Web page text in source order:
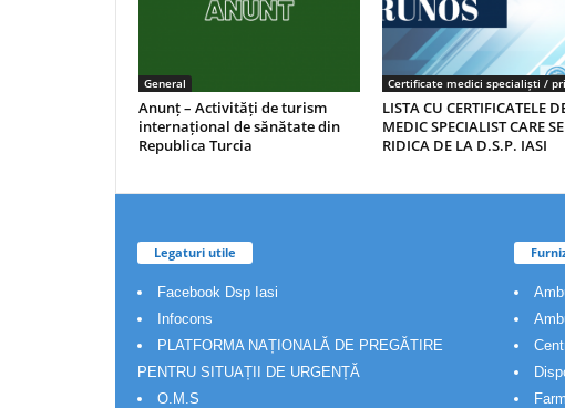
General
Anunț – Activități de turism
internațional de sănătate din
Republica Turcia
Certificate medici specialiști /
LISTA CU CERTIFICATELE
MEDIC SPECIALIST CARE
RIDICA DE LA D.S.P. IASI
Legaturi utile
Facebook Dsp Iasi
Infocons
PLATFORMA NAȚIONALĂ DE PREGĂTIRE
PENTRU SITUAȚII DE URGENȚĂ
O.M.S